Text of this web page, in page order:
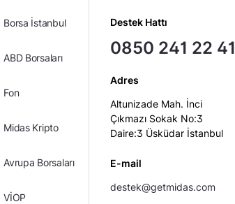
Borsa İstanbul
ABD Borsaları
Fon
Midas Kripto
Avrupa Borsaları
VİOP
Destek Hattı
0850 241 22 41
Adres
Altunizade Mah. İnci
Çıkmazı Sokak No:3
Daire:3 Üsküdar İstanbul
E-mail
destek@getmidas.com